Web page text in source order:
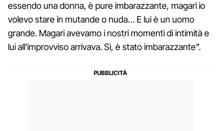
essendo una donna, è pure imbarazzante, magari io
volevo stare in mutande o nuda… E lui è un uomo
grande. Magari avevamo i nostri momenti di intimità e
lui all’improvviso arrivava. Sì, è stato imbarazzante".